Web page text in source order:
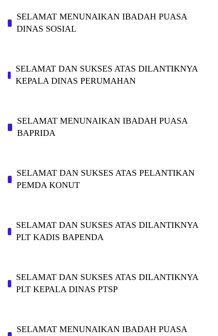
SELAMAT MENUNAIKAN IBADAH PUASA
DINAS SOSIAL
SELAMAT DAN SUKSES ATAS DILANTIKNYA
KEPALA DINAS PERUMAHAN
SELAMAT MENUNAIKAN IBADAH PUASA
BAPRIDA
SELAMAT DAN SUKSES ATAS PELANTIKAN
PEMDA KONUT
SELAMAT DAN SUKSES ATAS DILANTIKNYA
PLT KADIS BAPENDA
SELAMAT DAN SUKSES ATAS DILANTIKNYA
PLT KEPALA DINAS PTSP
SELAMAT MENUNAIKAN IBADAH PUASA